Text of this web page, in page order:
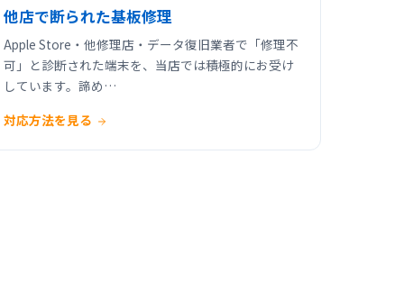
他店で断られた基板修理
Apple Store・他修理店・データ復旧業者で「修理不
可」と診断された端末を、当店では積極的にお受け
しています。諦め…
対応方法を見る